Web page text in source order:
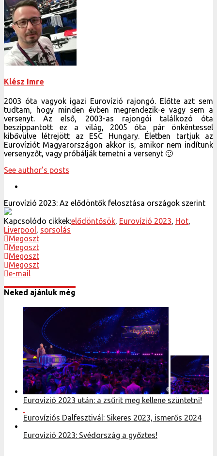
Klész Imre
2003 óta vagyok igazi Eurovízió rajongó. Előtte azt sem
tudtam, hogy minden évben megrendezik-e vagy sem a
versenyt. Az első, 2003-as rajongói találkozó óta
beszippantott ez a világ, 2005 óta pár önkéntessel
kibővülve létrejött az ESC Hungary. Életben tartjuk az
Eurovíziót Magyarországon akkor is, amikor nem indítunk
versenyzőt, vagy próbálják temetni a versenyt 🙂
See author's posts
Eurovízió 2023: Az elődöntők felosztása országok szerint
Kapcsolódo cikkek:elődöntősök, Eurovízió 2023, Hot,
Liverpool, sorsolás
Megoszt
Megoszt
Megoszt
Megoszt
e-mail
Neked ajánluk még
Eurovízió 2023 után: a zsűrit meg kellene szüntetni!
Eurovíziós Dalfesztivál: Sikeres 2023, ismerős 2024
Eurovízió 2023: Svédország a győztes!